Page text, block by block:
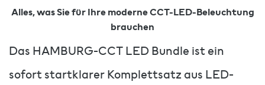
Alles, was Sie für Ihre moderne CCT-LED-Beleuchtung
brauchen
Das HAMBURG-CCT LED Bundle ist ein
sofort startklarer Komplettsatz aus LED-